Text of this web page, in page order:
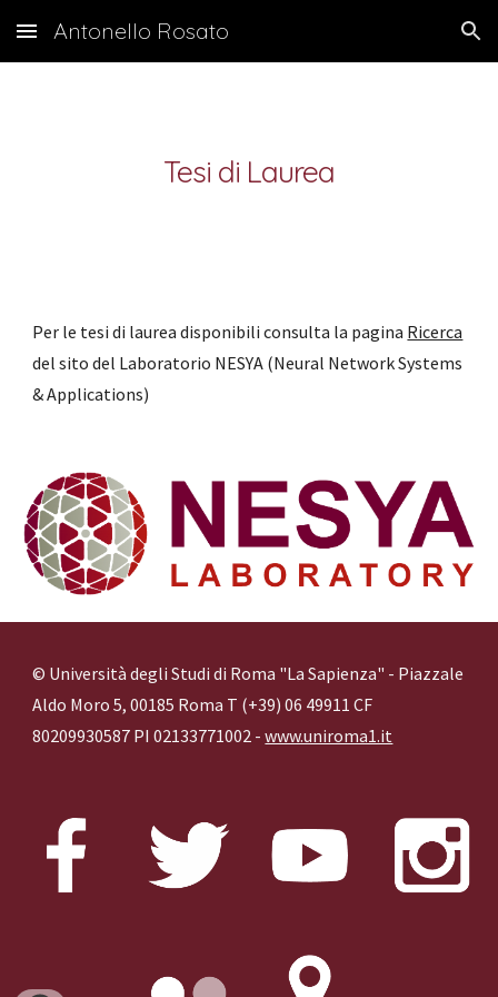
Skip to main content Skip to navigation
Antonello Rosato
Tesi di Laurea
Per le tesi di laurea disponibili consulta la pagina Ricerca
del sito del Laboratorio NESYA (Neural Network Systems
& Applications)
© Università degli Studi di Roma "La Sapienza" - Piazzale
Aldo Moro 5, 00185 Roma T (+39) 06 49911 CF
80209930587 PI 02133771002 -www.uniroma1.it